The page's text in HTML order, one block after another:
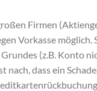
Firmen
Vorkasse möglich.
(z.B. Konto
nach, dass ein